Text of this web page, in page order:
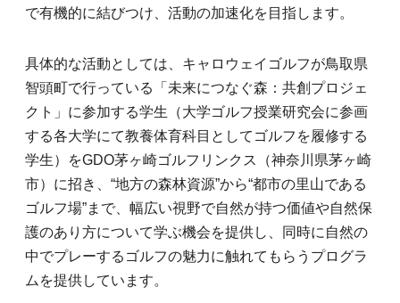
で有機的に結びつけ、活動の加速化を目指します。
具体的な活動としては、キャロウェイゴルフが鳥取県
智頭町で行っている「未来につなぐ森：共創プロジェ
クト」に参加する学生（大学ゴルフ授業研究会に参画
する各大学にて教養体育科目としてゴルフを履修する
学生）をGDO茅ヶ崎ゴルフリンクス（神奈川県茅ヶ崎
市）に招き、“地方の森林資源”から“都市の里山である
ゴルフ場”まで、幅広い視野で自然が持つ価値や自然保
護のあり方について学ぶ機会を提供し、同時に自然の
中でプレーするゴルフの魅力に触れてもらうプログラ
ムを提供しています。